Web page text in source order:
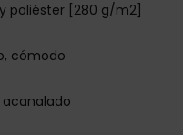
poliéster [280 g/m2]
cómodo